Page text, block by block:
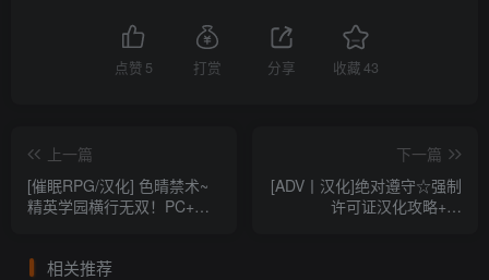
点赞 5 打赏 分享 收藏43
上一篇
[催眠RPG/汉化] 色晴禁术~
精英学园横行无双！PC+安
下一篇
[ADV丨汉化]绝对遵守☆强制
许可证汉化攻略+全
相关推荐